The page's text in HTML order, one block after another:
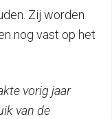
Zij worden
nog vast op het
vorig jaar
van de